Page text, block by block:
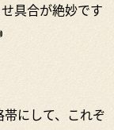
具合が絶妙です
にして、これぞ